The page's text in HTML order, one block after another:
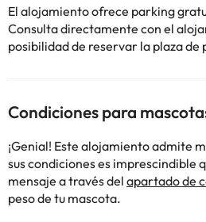
El alojamiento ofrece parking
Consulta directamente con el
posibilidad de reservar la plaza
Condiciones para
¡Genial! Este alojamiento admite
sus condiciones es imprescindible
mensaje a través del apartado de
peso de tu mascota.